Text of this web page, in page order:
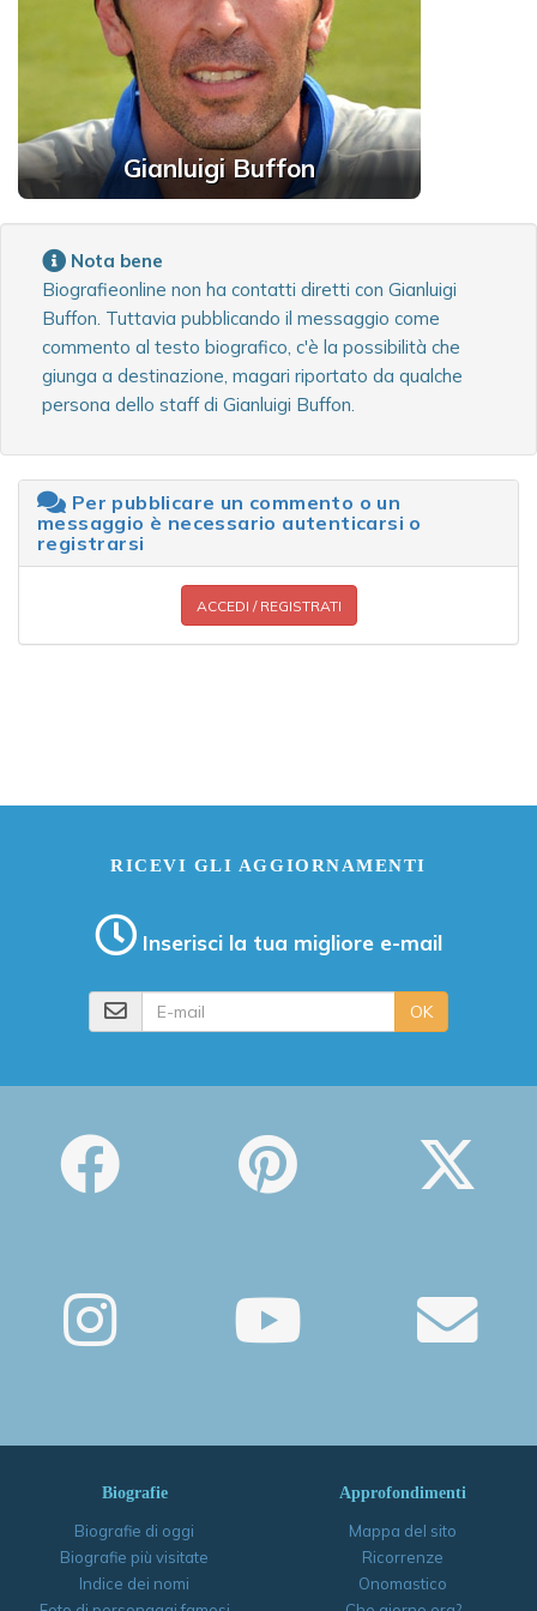
Gianluigi Buffon
Nota bene
Biografieonline non ha contatti diretti con Gianluigi
Buffon. Tuttavia pubblicando il messaggio come
commento al testo biografico, c'è la possibilità che
giunga a destinazione, magari riportato da qualche
persona dello staff di Gianluigi Buffon.
Per pubblicare un commento o un
messaggio è necessario autenticarsi o
registrarsi
ACCEDI / REGISTRATI
RICEVI GLI AGGIORNAMENTI
Inserisci la tua migliore e-mail
OK
Biografie
Biografie di oggi
Biografie più visitate
Indice dei nomi
Approfondimenti
Mappa del sito
Ricorrenze
Onomastico